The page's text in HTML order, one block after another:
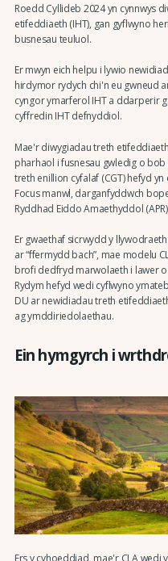
Roedd Cyllideb 2024 yn cynnwys
etifeddiaeth (IHT), gan gyflwyno
busnesau teuluol.
Er mwyn eich helpu i lywio
hirdymor rydych chi'n eu gwneud
cyngor ymarferol IHT a ddarperir
cyffredin IHT defnyddiol.
Mae'r diwygiadau treth
pharhaol i fusnesau gwledig o
treth enillion cyfalaf (CGT) hefyd
Focus manwl, darganfyddwch
Ryddhad Eiddo Amaethyddol
Er gwaethaf sicrwydd y
ar “ffermydd bach”, mae modelu
brofi dedfryd marwolaeth i lawer
Rydym hefyd wedi cyflwyno
DU ar newidiadau treth
ag ymddiriedolaethau.
Ein hymgyrch i
Ers y cyhoeddiad, mae'r CLA